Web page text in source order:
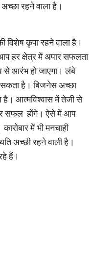
रहने वाला है।
विशेष कृपा रहने वाला है।
हर क्षेत्र में अपार सफलता
से आरंभ हो जाएगा। लंबे
सकता है। बिजनेस अच्छा
है। आत्मविश्वास में तेजी से
सफल होंगे। ऐसे में आप
में भी मनचाही
अच्छी रहने वाली है।
हैं।